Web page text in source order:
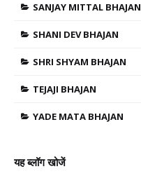
SANJAY MITTAL BHAJAN
SHANI DEV BHAJAN
SHRI SHYAM BHAJAN
TEJAJI BHAJAN
YADE MATA BHAJAN
यह ब्लॉग खोजें